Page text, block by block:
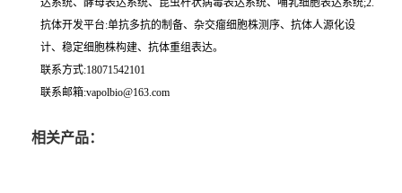
达系统、酵母表达系统、昆虫杆状病毒表达系统、哺乳细胞表达系统;2.
抗体开发平台:单抗多抗的制备、杂交瘤细胞株测序、抗体人源化设
计、稳定细胞株构建、抗体重组表达。
联系方式:18071542101
联系邮箱:vapolbio@163.com
相关产品：